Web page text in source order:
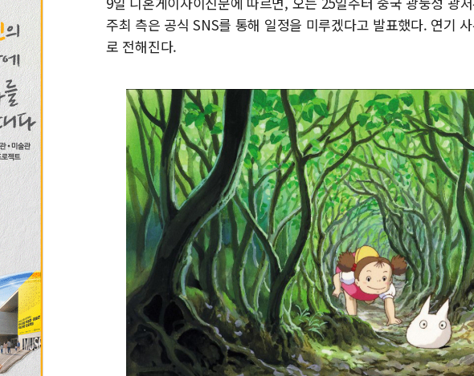
미 연
[종합
주최 측은 공식 SNS를 통해 일정을 미루겠다고 발표했다. 연기
로 전해진다.